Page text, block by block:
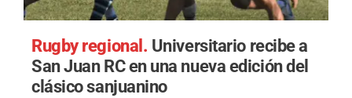
Rugby regional. Universitario recibe a
San Juan RC en una nueva edición del
clásico sanjuanino